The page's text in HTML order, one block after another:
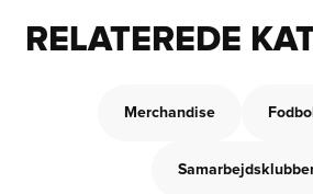
RELATEREDE
Merchandise